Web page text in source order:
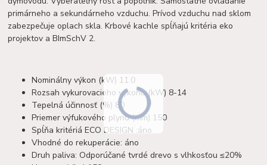
primárneho a sekundárneho vzduchu. Prívod vzduchu nad sklom
zabezpečuje oplach skla. Krbové kachle spĺňajú kritéria eko
projektov a BImSchV 2.
Nominálny výkon (kW) 11.0
Rozsah vykurovacieho výkonu (kW) 8-14
Tepelná účinnosť (%) 80
Priemer výfukového plynu (mm) 150
Spĺňa kritériá ECO DESIGN :áno
Vhodné do rekuperácie: áno
Druh paliva: Odporúčané tvrdé drevo s vlhkosťou ≤20%